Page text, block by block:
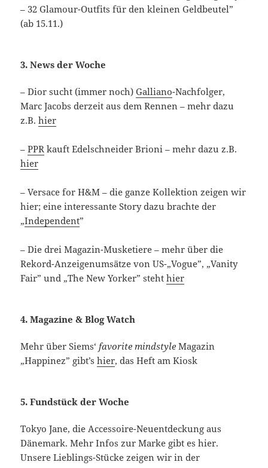
– 32 Glamour-Outfits für den kleinen Geldbeutel”
(ab 15.11.)
3. News der Woche
– Dior sucht (immer noch)Galliano-Nachfolger,
Marc Jacobs derzeit aus dem Rennen – mehr dazu
z.B.hier
–PPR kauft Edelschneider Brioni – mehr dazu z.B.
hier
– Versace for H&M – die ganze Kollektion zeigen wir
hier; eine interessante Story dazu brachte der
„Independent”
– Die drei Magazin-Musketiere – mehr über die
Rekord-Anzeigenumsätze von US-„Vogue”, „Vanity
Fair” und „The New Yorker” stehthier
4. Magazine & Blog Watch
Mehr über Siems‘favorite mindstyle Magazin
„Happinez” gibt’shier, das Heft am Kiosk
5. Fundstück der Woche
Tokyo Jane, die Accessoire-Neuentdeckung aus
Dänemark. Mehr Infos zur Marke gibt es hier.
Unsere Lieblings-Stücke zeigen wir in der